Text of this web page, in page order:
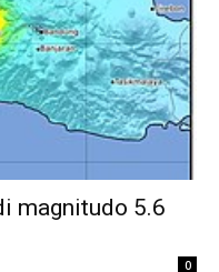
magnitudo 5.6
0